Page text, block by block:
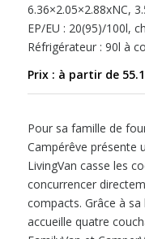
6.36×2.05×2.88xNC,
EP/EU : 20(95)/100l,
Réfrigérateur : 90l à
Prix : à partir de
Pour sa famille de
Campérêve présente
LivingVan casse les
concurrencer
compacts. Grâce à
accueille quatre